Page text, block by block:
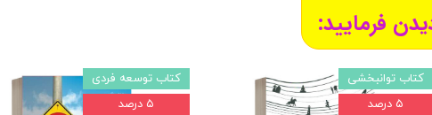
کتاب توسعه فردی
۵ درصد
کتاب توانبخشی
۵ درصد
فرمایید: